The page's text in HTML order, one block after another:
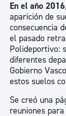
En el año 2016
aparición de
consecuencia
el pasado
Polideportivo:
diferentes
Gobierno
estos suelos
Se creó una
reuniones